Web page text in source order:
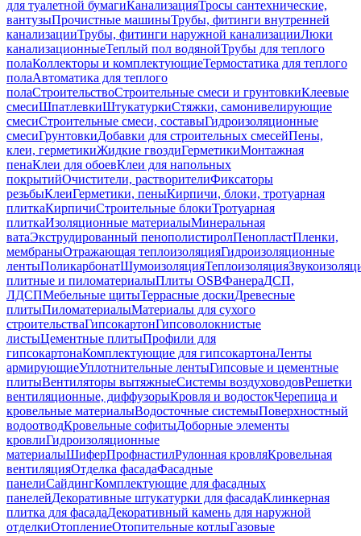
для туалетной бумагиКанализацияТросы сантехнические,
вантузыПрочистные машиныТрубы, фитинги внутренней
канализацииТрубы, фитинги наружной канализацииЛюки
канализационныеТеплый пол водянойТрубы для теплого
полаКоллекторы и комплектующиеТермостатика для теплого
полаАвтоматика для теплого
полаСтроительствоСтроительные смеси и грунтовкиКлеевые
смесиШпатлевкиШтукатуркиСтяжки, самонивелирующие
смесиСтроительные смеси, составыГидроизоляционные
смесиГрунтовкиДобавки для строительных смесейПены,
клеи, герметикиЖидкие гвоздиГерметикиМонтажная
пенаКлеи для обоевКлеи для напольных
покрытийОчистители, растворителиФиксаторы
резьбыКлеиГерметики, пеныКирпичи, блоки, тротуарная
плиткаКирпичиСтроительные блокиТротуарная
плиткаИзоляционные материалыМинеральная
ватаЭкструдированный пенополистиролПенопластПленки,
мембраныОтражающая теплоизоляцияГидроизоляционные
лентыПоликарбонатШумоизоляцияТеплоизоляция
плитные и пиломатериалыПлиты OSBФанераДСП,
ЛДСПМебельные щитыТеррасные доскиДревесные
плитыПиломатериалыМатериалы для сухого
строительстваГипсокартонГипсоволокнистые
листыЦементные плитыПрофили для
гипсокартонаКомплектующие для гипсокартонаЛенты
армирующиеУплотнительные лентыГипсовые и цементные
плитыВентиляторы вытяжныеСистемы воздуховодовРешетки
вентиляционные, диффузорыКровля и водостокЧерепица и
кровельные материалыВодосточные системыПоверхностный
водоотводКровельные софитыДоборные элементы
кровлиГидроизоляционные
материалыШиферПрофнастилРулонная кровляКровельная
вентиляцияОтделка фасадаФасадные
панелиСайдингКомплектующие для фасадных
панелейДекоративные штукатурки для фасадаКлинкерная
плитка для фасадаДекоративный камень для наружной
отделкиОтоплениеОтопительные котлыГазовые